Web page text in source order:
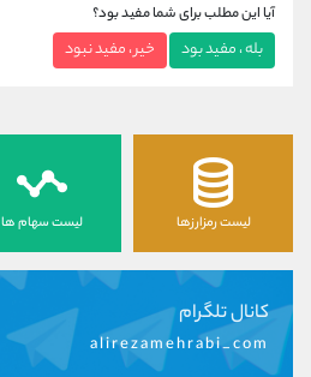
آیا این مطلب برای شما مفید بود؟
بله ، مفید بود خیر ، مفید نبود
لیست رمزارزها لیست سهام ها
کانال تلگرام
alirezamehrabi_com